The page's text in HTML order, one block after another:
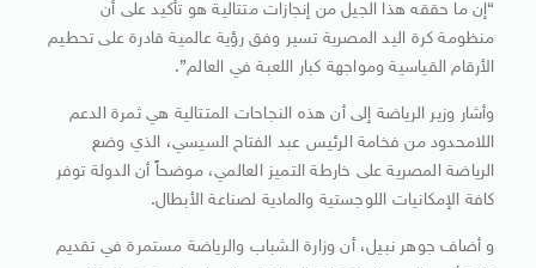
“إن ما حققه هذا الجيل من إنجازات متتالية هو تأكيد على أن
منظومة كرة اليد المصرية تسير وفق رؤية عالمية قادرة على تحطيم
الأرقام القياسية ومواجهة كبار اللعبة في العالم”.
وأشار وزير الرياضة إلى أن هذه النجاحات المتتالية هي ثمرة الدعم
اللامحدود من فخامة الرئيس عبد الفتاح السيسي، الذي وضع
الرياضة المصرية على خارطة التميز العالمي، موضحاً أن الدولة توفر
كافة الإمكانيات اللوجستية والمادية لصناعة الأبطال.
و أضاف جوهر نبيل، أن وزارة الشباب والرياضة مستمرة في تقديم